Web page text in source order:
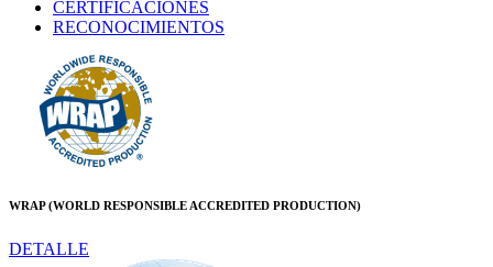
CERTIFICACIONES
RECONOCIMIENTOS
WRAP (WORLD RESPONSIBLE ACCREDITED PRODUCTION)
DETALLE